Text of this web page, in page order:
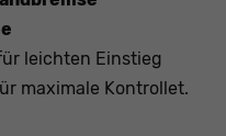
leichten Einstieg
maximale Kontrollet.